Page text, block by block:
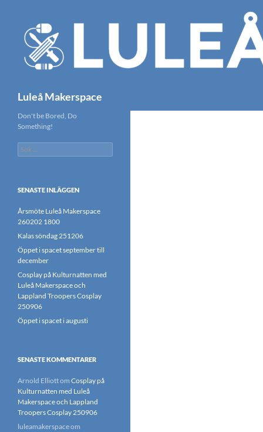
innehåll
Luleå Makerspace
Don't be Bored, Do
Something!
Sök
efter:
SENASTE INLÄGGEN
Årsmöte Luleå Makerspace
260202 1800
Kalas söndag 251206
Öppet i spacet september till
december
Cosplay på Kulturnatten med
Luleå Makerspace och
Lappland Troopers Cosplay
250906
Öppet i spacet i augusti
SENASTE KOMMENTARER
Arnold Elliottom Cosplay på
Kulturnatten med Luleå
Makerspace och Lappland
Troopers Cosplay 250906
luleamakerspaceom